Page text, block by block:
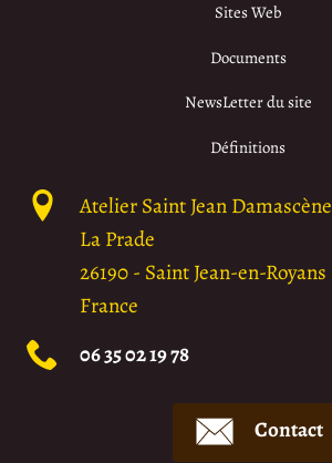
Sites Web
Documents
NewsLetter du site
Définitions
Atelier Saint Jean Damascène
La Prade
26190- Saint Jean-en-Royans
France
06 35 02 19 78
Contact